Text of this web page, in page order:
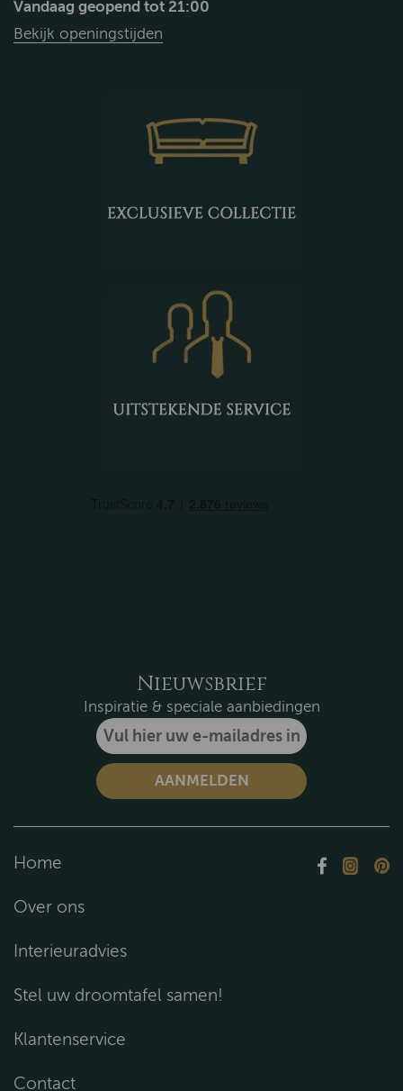
Vandaag geopend tot 21:00
Bekijk openingstijden
Nieuwsbrief
Inspiratie & speciale aanbiedingen
Home
Over ons
Interieuradvies
Stel uw droomtafel samen!
Klantenservice
Contact